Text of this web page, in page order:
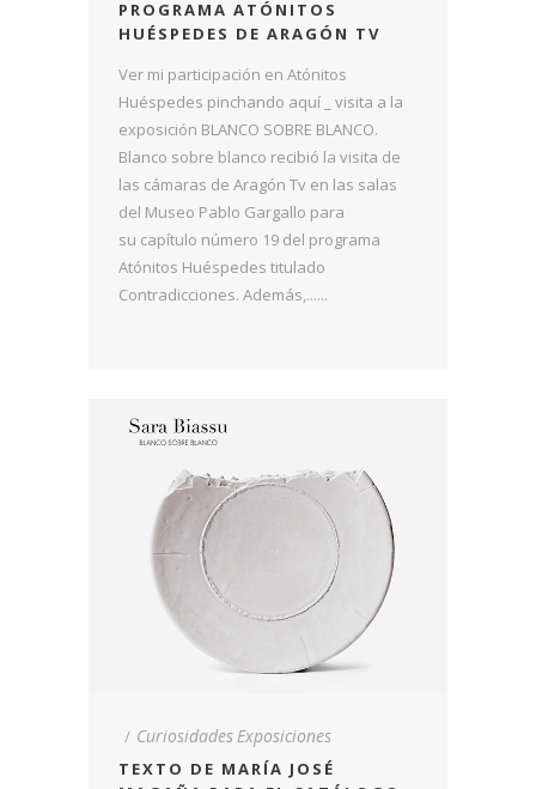
PROGRAMA ATÓNITOS
HUÉSPEDES DE ARAGÓN TV
Ver mi participación en Atónitos
Huéspedes pinchando aquí _ visita a la
exposición BLANCO SOBRE BLANCO.
Blanco sobre blanco recibió la visita de
las cámaras de Aragón Tv en las salas
del Museo Pablo Gargallo para
su capítulo número 19 del programa
Atónitos Huéspedes titulado
Contradicciones. Además,......
CuriosidadesExposiciones
TEXTO DE MARÍA JOSÉ